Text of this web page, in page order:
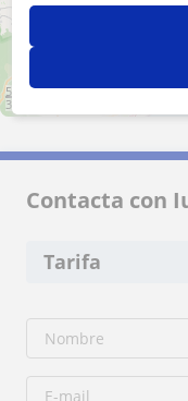
5 km
3 mi
Contacta con
Tarifa